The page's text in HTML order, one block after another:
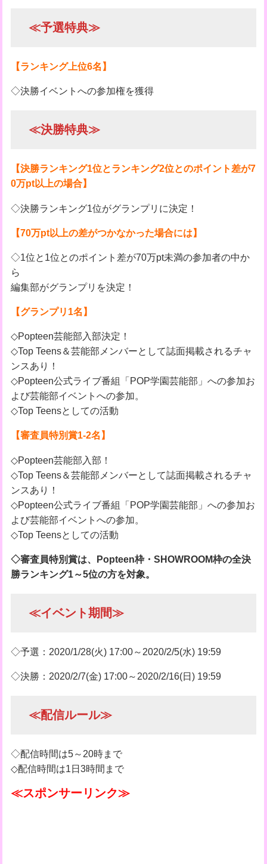
≪予選特典≫
【ランキング上位6名】
◇決勝イベントへの参加権を獲得
≪決勝特典≫
【決勝ランキング1位とランキング2位とのポイント差が7
0万pt以上の場合】
◇決勝ランキング1位がグランプリに決定！
【70万pt以上の差がつかなかった場合には】
◇1位と1位とのポイント差が70万pt未満の参加者の中か
ら
編集部がグランプリを決定！
【グランプリ1名】
◇Popteen芸能部入部決定！
◇Top Teens＆芸能部メンバーとして誌面掲載されるチャ
ンスあり！
◇Popteen公式ライブ番組「POP学園芸能部」への参加お
よび芸能部イベントへの参加。
◇Top Teensとしての活動
【審査員特別賞1-2名】
◇Popteen芸能部入部！
◇Top Teens＆芸能部メンバーとして誌面掲載されるチャ
ンスあり！
◇Popteen公式ライブ番組「POP学園芸能部」への参加お
よび芸能部イベントへの参加。
◇Top Teensとしての活動
◇審査員特別賞は、Popteen枠・SHOWROOM枠の全決
勝ランキング1～5位の方を対象。
≪イベント期間≫
◇予選：2020/1/28(火) 17:00～2020/2/5(水) 19:59
◇決勝：2020/2/7(金) 17:00～2020/2/16(日) 19:59
≪配信ルール≫
◇配信時間は5～20時まで
◇配信時間は1日3時間まで
≪スポンサーリンク≫